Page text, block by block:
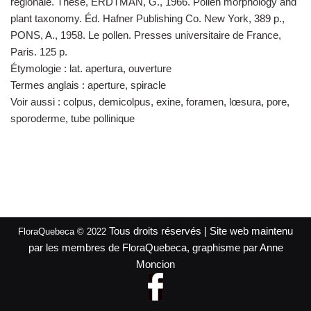
plant taxonomy. Éd. Hafner Publishing Co. New York, 389 p.,
PONS, A., 1958. Le pollen. Presses universitaire de France,
Paris. 125 p.
Étymologie : lat. apertura, ouverture
Termes anglais : aperture, spiracle
Voir aussi : colpus, demicolpus, exine, foramen, lœsura, pore,
sporoderme, tube pollinique
FloraQuebeca © 2022 Tous droits réservés | Site web maintenu
par les membres de FloraQuebeca, graphisme par Anne
Moncion